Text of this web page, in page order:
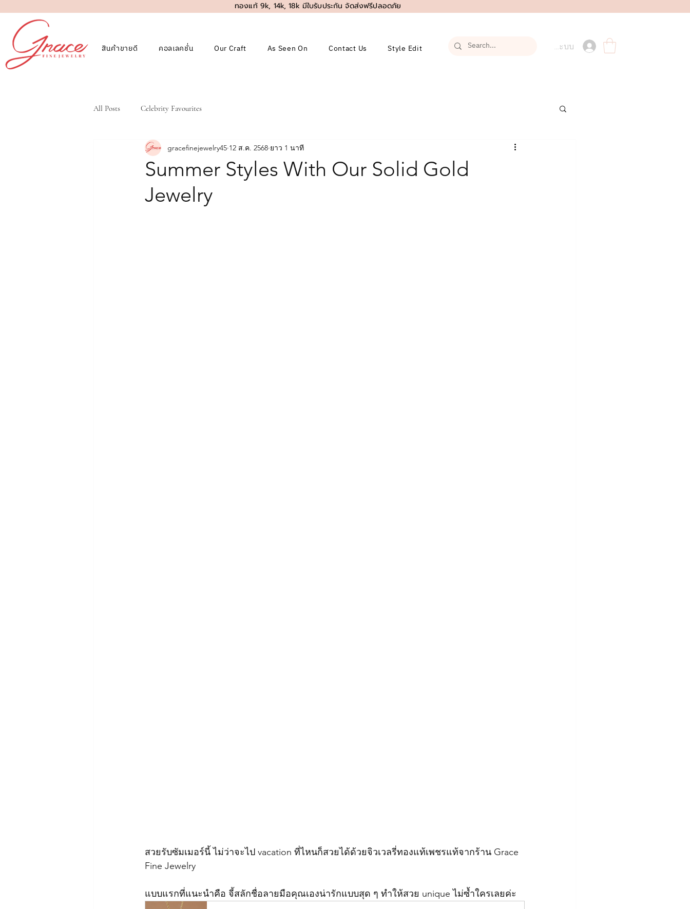
สินค้าขายดี คอลเลคชั่น Our Craft As Seen On Contact Us Style Edit เข้าสู่ระบบ
ทองแท้ 9k, 14k, 18k มีใบรับประกัน จัดส่งฟรีปลอดภัย
All Posts Celebrity Favourites
Summer Styles With Our Solid Gold
Jewelry
gracefinejewelry45 12 ส.ค. 2568 ยาว 1 นาที
สวยรับซัมเมอร์นี้ ไม่ว่าจะไป vacation ที่ไหนก็สวยได้ด้วยจิวเวลรี่ทองแท้เพชรแท้จากร้าน Grace
Fine Jewelry
แบบแรกที่แนะนำคือ จี้สลักชื่อลายมือคุณเองน่ารักแบบสุด ๆ ทำให้สวย unique ไม่ซ้ำใครเลยค่ะ